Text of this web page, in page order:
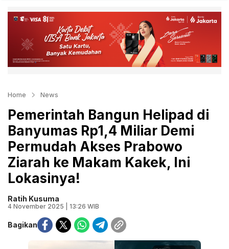
Home News
Pemerintah Bangun Helipad di
Banyumas Rp1,4 Miliar Demi
Permudah Akses Prabowo
Ziarah ke Makam Kakek, Ini
Lokasinya!
Ratih Kusuma
4 November 2025 | 13:26 WIB
Bagikan